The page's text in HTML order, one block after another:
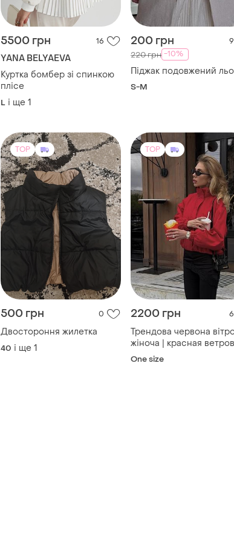
5500 грн 16
YANA BELYAEVA
Куртка бомбер зі спинкою
плісе
L і ще 1
200 грн 9
220 грн -10%
Піджак подовжений
S-M
TOP
500 грн 0
Двостороння жилетка
40 і ще 1
TOP
2200 грн 6
Трендова червона
жіноча | красная
из плащевки | вітровка
One size